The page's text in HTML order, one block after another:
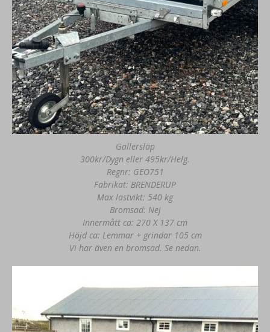
Gallersläp
300kr/Dygn eller 495kr/Helg.
Regnr: GEO751
Fabrikat: BRENDERUP
Max lastvikt: 540 kg
Bromsad: Nej
Innermått ca: 270 X 137 cm
Höjd ca: Lemmar + grindar 105 cm
Vi har även en bromsad. Se nedan.